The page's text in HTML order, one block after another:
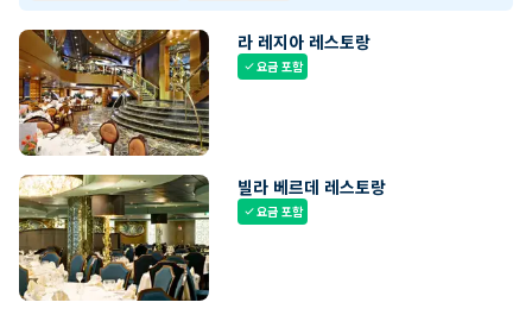
라 레지아 레스토랑
check요금 포함
빌라 베르데 레스토랑
check요금 포함